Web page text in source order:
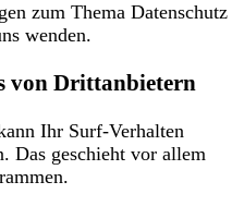
zum Thema Datenschutz
wenden.
von Dritt­anbietern
Ihr Surf-Verhalten
Das geschieht vor allem